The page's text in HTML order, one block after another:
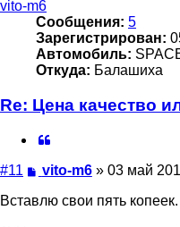
vito-m6
Сообщения: 5
Зарегистрирован:
Автомобиль:
Откуда: Балашиха
Re: Цена качество
#11 Сообщение
vito-m6» 03 май
Вставлю свои пять копеек.